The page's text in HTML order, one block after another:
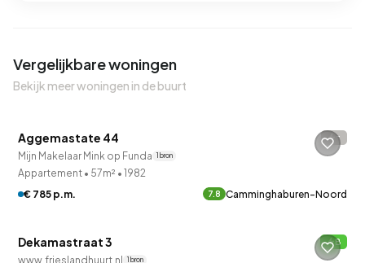
Vergelijkbare woningen
Bekijk meer woningen in de buurt
Aggemastate 44 -
Mijn Makelaar Mink op Funda 1 bron
Appartement • 57m² • 1982
€ 785 p.m.
7.8 Camminghaburen-Noord
QUICKLANE™
Woningcorporatie
Dekamastraat 3 B
www.frieslandhuurt.nl 1 bron